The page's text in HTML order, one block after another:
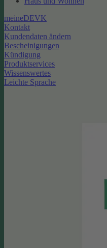
meineDEVK
Kontakt
Kundendaten ändern
Bescheinigungen
Kündigung
Produktservices
Wissenswertes
Leichte Sprache